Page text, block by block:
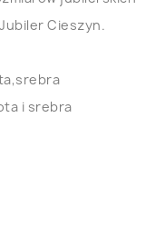
Cieszyn.
i srebra